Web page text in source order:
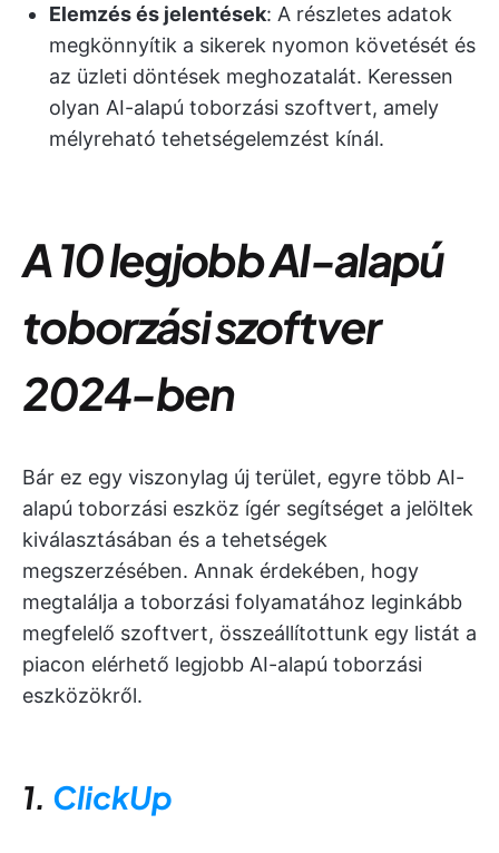
Elemzés és jelentések: A részletes adatok
megkönnyítik a sikerek nyomon követését és
az üzleti döntések meghozatalát. Keressen
olyan AI-alapú toborzási szoftvert, amely
mélyreható tehetségelemzést kínál.
A 10 legjobb AI-alapú
toborzási szoftver
2024-ben
Bár ez egy viszonylag új terület, egyre több AI-
alapú toborzási eszköz ígér segítséget a jelöltek
kiválasztásában és a tehetségek
megszerzésében. Annak érdekében, hogy
megtalálja a toborzási folyamatához leginkább
megfelelő szoftvert, összeállítottunk egy listát a
piacon elérhető legjobb AI-alapú toborzási
eszközökről.
1. ClickUp